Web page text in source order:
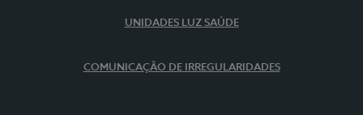
UNIDADES LUZ SAÚDE
COMUNICAÇÃO DE IRREGULARIDADES